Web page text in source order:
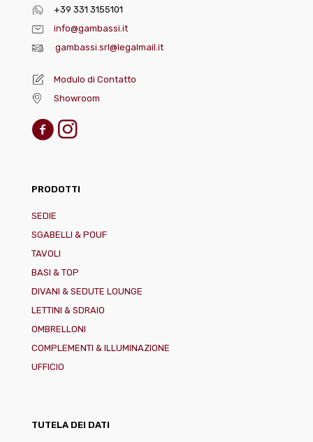
+39 331 3155101
info@gambassi.it
gambassi.srl@legalmail.it
Modulo di Contatto
Showroom
PRODOTTI
SEDIE
SGABELLI & POUF
TAVOLI
BASI & TOP
DIVANI & SEDUTE LOUNGE
LETTINI & SDRAIO
OMBRELLONI
COMPLEMENTI & ILLUMINAZIONE
UFFICIO
TUTELA DEI DATI